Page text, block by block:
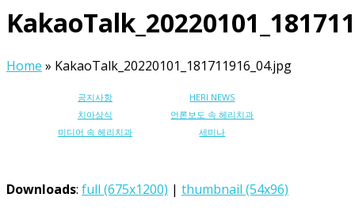
Home » KakaoTalk_20220101_181711916_04.jpg
공지사항
HERI NEWS
치아상식
언론보도 속 헤리치과
미디어 속 헤리치과
세미나
Downloads: full (675x1200) | thumbnail (54x96)